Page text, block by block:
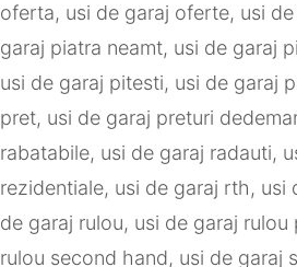
oferta, usi de garaj oferte, usi
garaj piatra neamt, usi de garaj
usi de garaj pitesti, usi de garaj
pret, usi de garaj preturi
rabatabile, usi de garaj radauti,
rezidentiale, usi de garaj rth, usi
de garaj rulou, usi de garaj rulou
rulou second hand, usi de garaj